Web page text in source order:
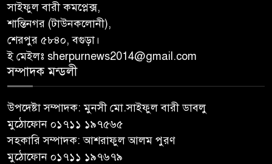
সাইফুল বারী কমপ্লেক্স,
শান্তিনগর (টাউনকলোনী),
শেরপুর ৫৮৪০, বগুড়া।
ই মেইলঃ sherpurnews2014@gmail.com
সম্পাদক মন্ডলী
উপদেষ্টা সম্পাদক: মুনসী মো.সাইফুল বারী ডাবলু
মুঠোফোন ০১৭১১ ১৯৭৫৬৫
সহকারি সম্পাদক: আশরাফুল আলম পুরণ
মুঠোফোন ০১৭১১ ১৯৭৬৭৯